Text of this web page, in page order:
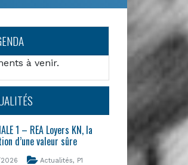
à venir.
1 – REA Loyers KN, la
d’une valeur sûre
Actualités, P1